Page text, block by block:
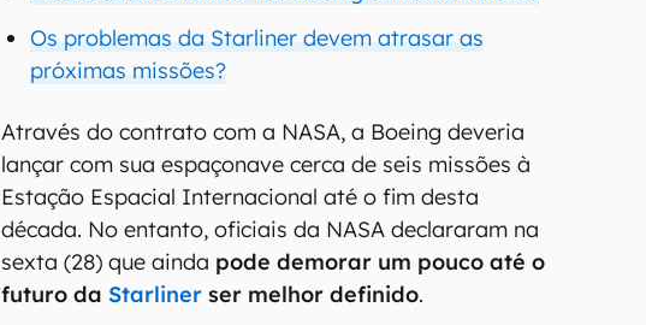
Os problemas da Starliner devem atrasar as
próximas missões?
Através do contrato com a NASA, a Boeing deveria
lançar com sua espaçonave cerca de seis missões à
Estação Espacial Internacional até o fim desta
década. No entanto, oficiais da NASA declararam na
sexta (28) que ainda pode demorar um pouco até o
futuro daStarlinerser melhor definido.